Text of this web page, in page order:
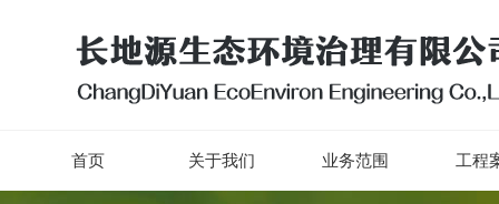
首页
首页
关于我们
关于我们
业务范围
业务范围
工程
工程案